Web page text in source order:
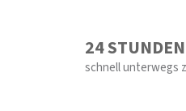
24
schnell unterwegs